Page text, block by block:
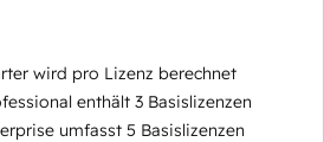
wird pro Lizenz berechnet
enthält 3 Basislizenzen
umfasst 5 Basislizenzen